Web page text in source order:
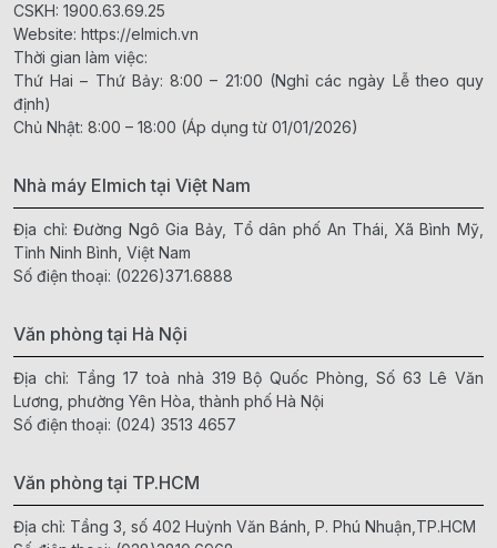
CSKH: 1900.63.69.25
Website: https://elmich.vn
Thời gian làm việc:
Thứ Hai – Thứ Bảy: 8:00 – 21:00 (Nghỉ các ngày Lễ theo quy
định)
Chủ Nhật: 8:00 – 18:00 (Áp dụng từ 01/01/2026)
Nhà máy Elmich tại Việt Nam
Địa chỉ: Đường Ngô Gia Bảy, Tổ dân phố An Thái, Xã Bình Mỹ,
Tỉnh Ninh Bình, Việt Nam
Số điện thoại: (0226)371.6888
Văn phòng tại Hà Nội
Địa chỉ: Tầng 17 toà nhà 319 Bộ Quốc Phòng, Số 63 Lê Văn
Lương, phường Yên Hòa, thành phố Hà Nội
Số điện thoại: (024) 3513 4657
Văn phòng tại TP.HCM
Địa chỉ: Tầng 3, số 402 Huỳnh Văn Bánh, P. Phú Nhuận,TP.HCM